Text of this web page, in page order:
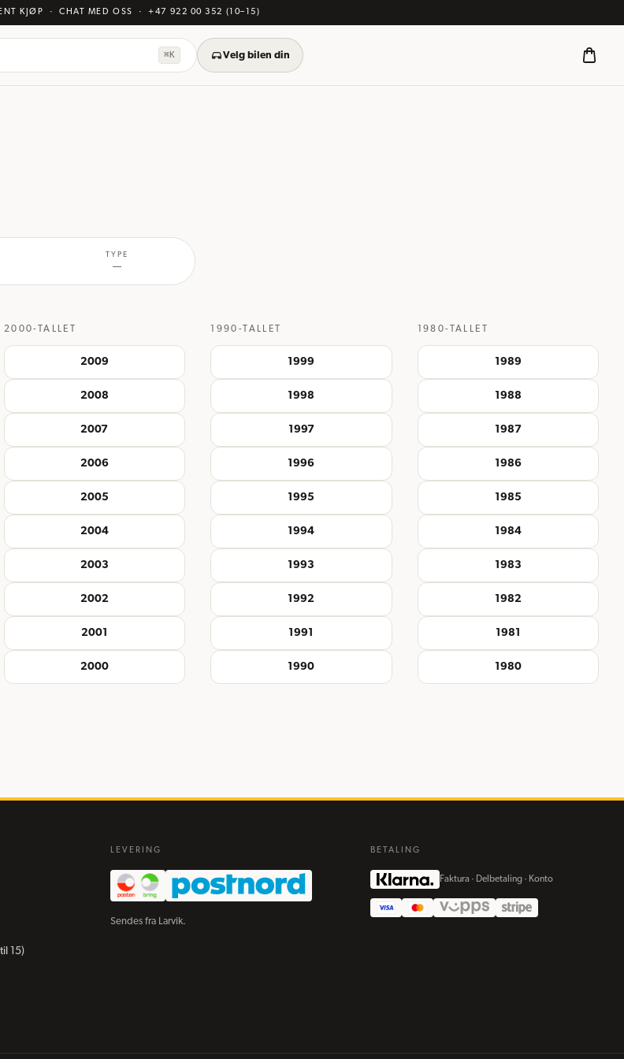
KJØP · CHAT MED OSS ·+47 922 00 352 (10–15)
⌘K Velg bilen din
TYPE
—
2000-TALLET
2009
2008
2007
2006
2005
2004
2003
2002
2001
2000
1990-TALLET
1999
1998
1997
1996
1995
1994
1993
1992
1991
1990
1980-TALLET
1989
1988
1987
1986
1985
1984
1983
1982
1981
1980
15)
LEVERING
Sendes fra Larvik.
BETALING
Faktura · Delbetaling · Konto